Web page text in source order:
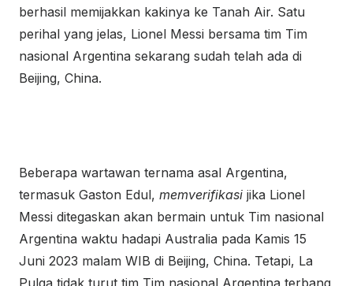
berhasil memijakkan kakinya ke Tanah Air. Satu
perihal yang jelas, Lionel Messi bersama tim Tim
nasional Argentina sekarang sudah telah ada di
Beijing, China.
Beberapa wartawan ternama asal Argentina,
termasuk Gaston Edul, memverifikasi jika Lionel
Messi ditegaskan akan bermain untuk Tim nasional
Argentina waktu hadapi Australia pada Kamis 15
Juni 2023 malam WIB di Beijing, China. Tetapi, La
Pulga tidak turut tim Tim nasional Argentina terbang